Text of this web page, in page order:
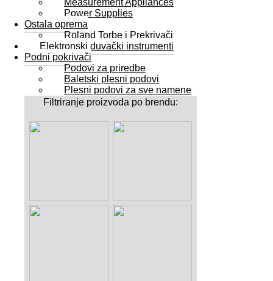
Measurement Appliances
Power Supplies
Ostala oprema
Roland Torbe i Prekrivači
Elektronski duvački instrumenti
Podni pokrivači
Podovi za priredbe
Baletski plesni podovi
Plesni podovi za sve namene
Filtriranje proizvoda po brendu: